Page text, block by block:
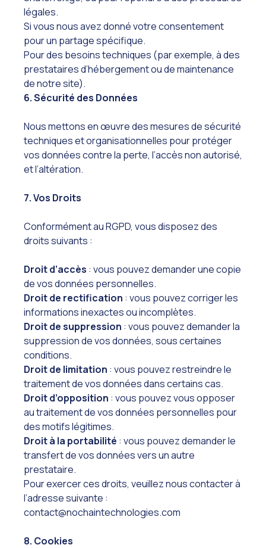
légales.
Si vous nous avez donné votre consentement
pour un partage spécifique.
Pour des besoins techniques (par exemple, à des
prestataires d’hébergement ou de maintenance
de notre site).
6. Sécurité des Données
Nous mettons en œuvre des mesures de sécurité
techniques et organisationnelles pour protéger
vos données contre la perte, l’accès non autorisé,
et l’altération.
7. Vos Droits
Conformément au RGPD, vous disposez des
droits suivants :
Droit d’accès : vous pouvez demander une copie
de vos données personnelles.
Droit de rectification : vous pouvez corriger les
informations inexactes ou incomplètes.
Droit de suppression : vous pouvez demander la
suppression de vos données, sous certaines
conditions.
Droit de limitation : vous pouvez restreindre le
traitement de vos données dans certains cas.
Droit d’opposition : vous pouvez vous opposer
au traitement de vos données personnelles pour
des motifs légitimes.
Droit à la portabilité : vous pouvez demander le
transfert de vos données vers un autre
prestataire.
Pour exercer ces droits, veuillez nous contacter à
l’adresse suivante :
contact@nochaintechnologies.com
8. Cookies